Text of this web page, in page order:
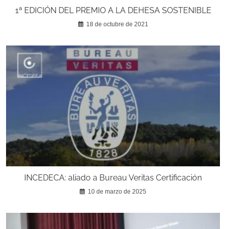
1ª EDICIÓN DEL PREMIO A LA DEHESA SOSTENIBLE
18 de octubre de 2021
INCEDECA: aliado a Bureau Veritas Certificación
10 de marzo de 2025